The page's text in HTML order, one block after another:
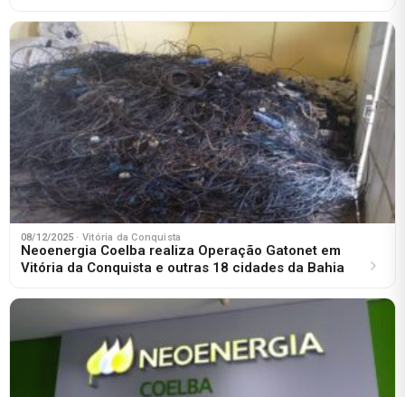
08/12/2025 · Vitória da Conquista
Neoenergia Coelba realiza Operação Gatonet em
Vitória da Conquista e outras 18 cidades da Bahia